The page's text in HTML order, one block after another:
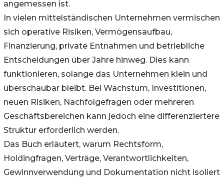
angemessen ist.
In vielen mittelständischen Unternehmen vermischen
sich operative Risiken, Vermögensaufbau,
Finanzierung, private Entnahmen und betriebliche
Entscheidungen über Jahre hinweg. Dies kann
funktionieren, solange das Unternehmen klein und
überschaubar bleibt. Bei Wachstum, Investitionen,
neuen Risiken, Nachfolgefragen oder mehreren
Geschäftsbereichen kann jedoch eine differenziertere
Struktur erforderlich werden.
Das Buch erläutert, warum Rechtsform,
Holdingfragen, Verträge, Verantwortlichkeiten,
Gewinnverwendung und Dokumentation nicht isoliert